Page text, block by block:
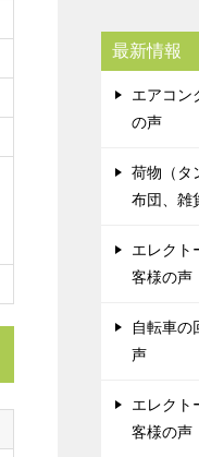
最新情報
エアコ
の声
荷物（タ
布団、雑
エレク
客様の声
自転車
声
エレク
客様の声